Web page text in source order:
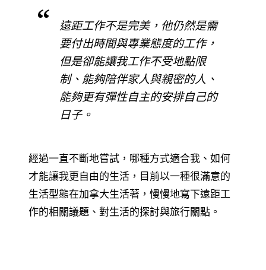
遠距工作不是完美，他仍然是需
要付出時間與專業態度的工作，
但是卻能讓我工作不受地點限
制、能夠陪伴家人與親密的人、
能夠更有彈性自主的安排自己的
日子。
經過一直不斷地嘗試，哪種方式適合我、如何
才能讓我更自由的生活，目前以一種很滿意的
生活型態在加拿大生活著，慢慢地寫下遠距工
作的相關議題、對生活的探討與旅行關點。